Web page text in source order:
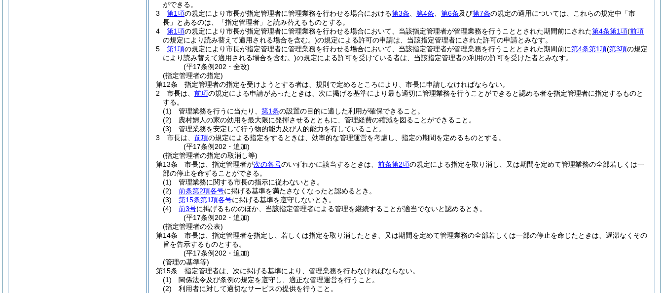
ができる。
3
第1項の規定により市長が指定管理者に管理業務を行わせる場合における第3条 第4条 第6条及び第7条の規定の適用については、これらの規定中「市
長」とあるのは、「指定管理者」と読み替えるものとする。
4
第1項の規定により市長が指定管理者に管理業務を行わせる場合において、当該指定管理者が管理業務を行うこととされた期間前にされた第4条第1項(前項
の規定により読み替えて適用される場合を含む。)の規定による許可の申請は、当該指定管理者にされた許可の申請とみなす。
5
第1項の規定により市長が指定管理者に管理業務を行わせる場合において、当該指定管理者が管理業務を行うこととされた期間前に第4条第1項(第3項の規定
により読み替えて適用される場合を含む。)の規定による許可を受けている者は、当該指定管理者の利用の許可を受けた者とみなす。
(平17条例202・全改)
(指定管理者の指定)
第12条
指定管理者の指定を受けようとする者は、規則で定めるところにより、市長に申請しなければならない。
2
市長は、 前項の規定による申請があったときは、次に掲げる基準により最も適切に管理業務を行うことができると認める者を指定管理者に指定するものと
する。
(1)
管理業務を行うに当たり、 第1条の設置の目的に適した利用が確保できること。
(2)
農村婦人の家の効用を最大限に発揮させるとともに、管理経費の縮減を図ることができること。
(3)
管理業務を安定して行う物的能力及び人的能力を有していること。
3
市長は、 前項の規定による指定をするときは、効率的な管理運営を考慮し、指定の期間を定めるものとする。
(平17条例202・追加)
(指定管理者の指定の取消し等)
第13条
市長は、指定管理者が次の各号のいずれかに該当するときは、 前条第2項の規定による指定を取り消し、又は期間を定めて管理業務の全部若しくは一
部の停止を命ずることができる。
(1)
管理業務に関する市長の指示に従わないとき。
(2)
前条第2項各号に掲げる基準を満たさなくなったと認めるとき。
(3)
第15条第1項各号に掲げる基準を遵守しないとき。
(4)
前3号に掲げるもののほか、当該指定管理者による管理を継続することが適当でないと認めるとき。
(平17条例202・追加)
(指定管理者の公表)
第14条
市長は、指定管理者を指定し、若しくは指定を取り消したとき、又は期間を定めて管理業務の全部若しくは一部の停止を命じたときは、遅滞なくその
旨を告示するものとする。
(平17条例202・追加)
(管理の基準等)
第15条
指定管理者は、次に掲げる基準により、管理業務を行わなければならない。
(1)
関係法令及び条例の規定を遵守し、適正な管理運営を行うこと。
(2)
利用者に対して適切なサービスの提供を行うこと。